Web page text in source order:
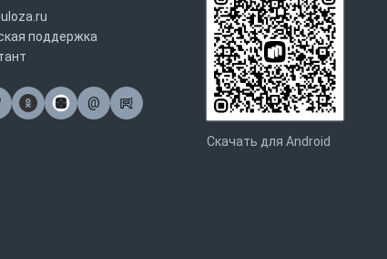
поддержка
@Почта
Скачать для Android